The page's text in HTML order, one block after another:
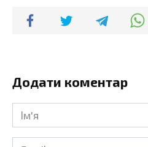
Додати коментар
Ім'я
Email